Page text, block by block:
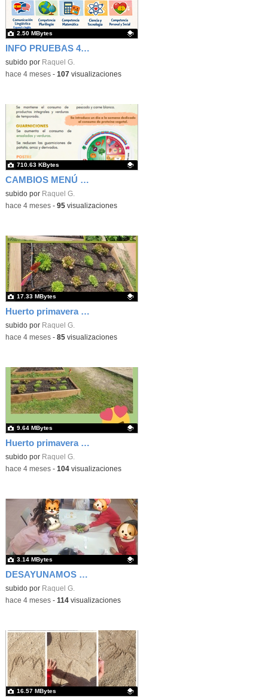
INFO PRUEBAS 4º Y 6º
Contenido educativo.
subido por Raquel G.
2.50 MBytes
-hace 4 meses- 107visualizaciones
CAMBIOS MENÚ ESCOLAR
Contenido educativo.
subido por Raquel G.
710.63 KBytes
-hace 4 meses- 95visualizaciones
Huerto primavera 26 2
Contenido educativo.
subido por Raquel G.
17.33 MBytes
-hace 4 meses- 85visualizaciones
Huerto primavera 26 1
Contenido educativo.
subido por Raquel G.
9.64 MBytes
-hace 4 meses- 104visualizaciones
DESAYUNAMOS LECHUGA
Contenido educativo.
subido por Raquel G.
3.14 MBytes
-hace 4 meses- 114visualizaciones
16.57 MBytes